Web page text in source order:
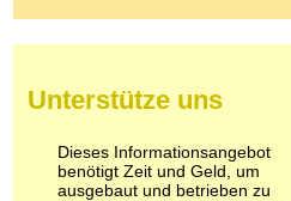
Pilze
Psychopharmaka
Schlafmittel
Schmerzmittel
Unterstütze uns
Dieses Informationsangebot
benötigt Zeit und Geld, um
ausgebaut und betrieben zu